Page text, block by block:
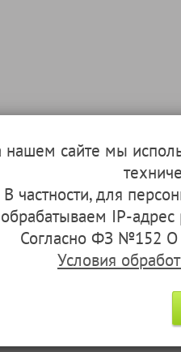
нашем сайте мы
В частности, для
обрабатываем IP-
Согласно ФЗ №152 О
Условия